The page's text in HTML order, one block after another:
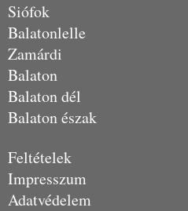
Siófok
Balatonlelle
Zamárdi
Balaton
Balaton dél
Balaton észak
Feltételek
Impresszum
Adatvédelem